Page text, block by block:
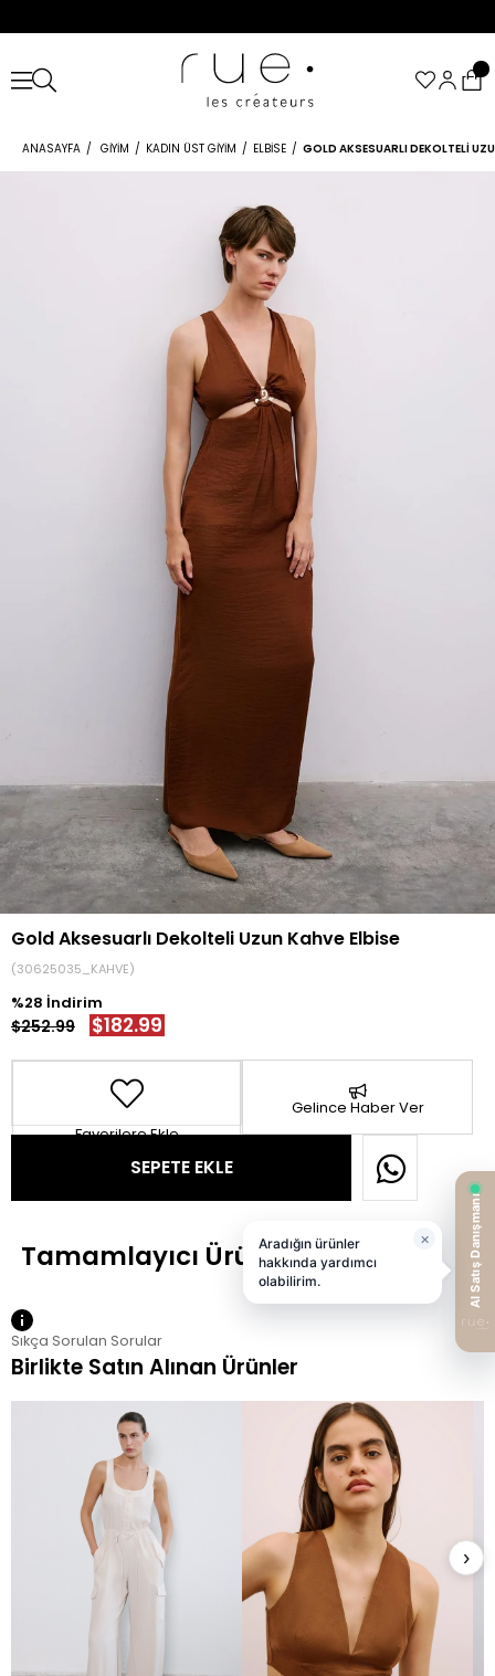
ANASAYFA GIYIM KADIN ÜST GIYIM ELBISE GOLD AKSESUARLI DEKOLTELI
Gold Aksesuarlı Dekolteli Uzun Kahve Elbise
(30625035_KAHVE)
28
$252.99 $182.99
Favorilere Ekle
Gelince Haber Ver
Sıkça Sorulan Sorular
Birlikte Satın Alınan Ürünler
›